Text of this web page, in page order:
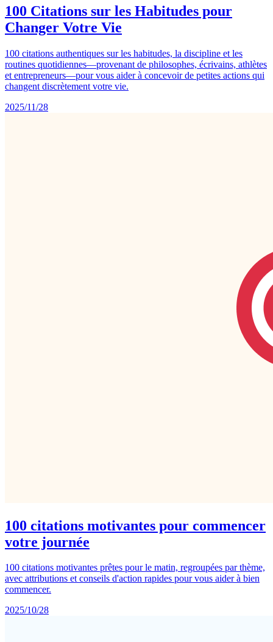
100 Citations sur les Habitudes pour
Changer Votre Vie
100 citations authentiques sur les habitudes, la discipline et les
routines quotidiennes—provenant de philosophes, écrivains, athlètes
et entrepreneurs—pour vous aider à concevoir de petites actions qui
changent discrètement votre vie.
2025/11/28
100 citations motivantes pour commencer
votre journée
100 citations motivantes prêtes pour le matin, regroupées par thème,
avec attributions et conseils d'action rapides pour vous aider à bien
commencer.
2025/10/28